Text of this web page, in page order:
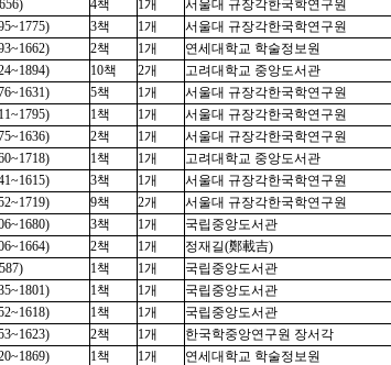
4책 1개
서울대 규장각한국학연구원
3책 1개
서울대 규장각한국학연구원
2책 1개
연세대학교 학술정보원
10책 2개
고려대학교 중앙도서관
5책 1개
서울대 규장각한국학연구원
1책 1개
서울대 규장각한국학연구원
2책 1개
서울대 규장각한국학연구원
1책 1개
고려대학교 중앙도서관
3책 1개
서울대 규장각한국학연구원
9책 2개
서울대 규장각한국학연구원
3책 1개
국립중앙도서관
2책 1개
정재길(鄭載吉)
1책 1개
국립중앙도서관
1책 1개
국립중앙도서관
1책 1개
국립중앙도서관
2책 1개
한국학중앙연구원 장서각
1책 1개
연세대학교 학술정보원